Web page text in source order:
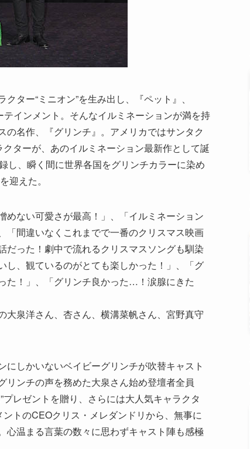
ター“ミニオン”を生み出し、『ペット』、
インメント。そんなイルミネーションが満を持
名作、『グリンチ』。アメリカではサンタク
ターが、あのイルミネーション最新作として誕
し、瞬く間に世界各国をグリンチカラーに染め
迎えた。
ない可愛さが最高！」、「イルミネーション
「間違いなくこれまでで一番のクリスマス映画
った！劇中で流れるクリスマスソングも馴染
し、観ているのがとても楽しかった！」、「グ
た！」、「グリンチ良かった…！涙腺にきた
泉洋さん、杏さん、横溝菜帆さん、宮野真守
しかいないベイビーグリンチが吹替キャスト
ンチの声を務めた大泉さん始め登壇者全員
レゼントを贈り、さらには大人気キャラクタ
トのCEOクリス・メレダンドリから、無事に
心温まる言葉の数々に思わずキャスト陣も感極